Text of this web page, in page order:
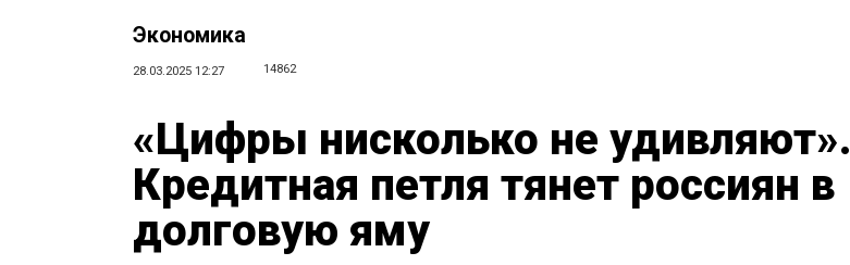
Экономика
28.03.2025 12:27 14862
«Цифры нисколько не удивляют».
Кредитная петля тянет россиян в
долговую яму